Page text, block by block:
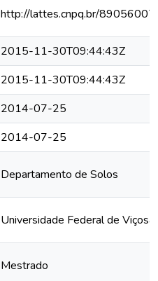
http://lattes.cnpq.br/
2015-11-30T09:44:43Z
2015-11-30T09:44:43Z
2014-07-25
2014-07-25
Departamento de Solos
Universidade Federal de Viçosa
Mestrado